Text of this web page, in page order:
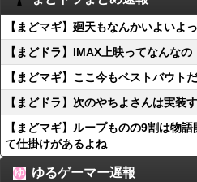
【まどマギ】廻天もなんかいよいよ
【まどドラ】IMAX上映ってなんなの
【まどマギ】ここ今もベストバウト
【まどドラ】次のやちよさんは実装
【まどマギ】ループものの9割は物
て仕掛けがあるよね
ゆるゲーマー遅報